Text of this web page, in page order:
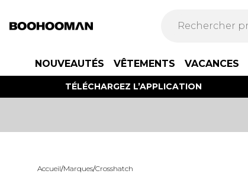
NOUVEAUTÉS VÊTEMENTS VACANCES
TÉLÉCHARGEZ L’APPLICATION
Accueil/Marques/Crosshatch